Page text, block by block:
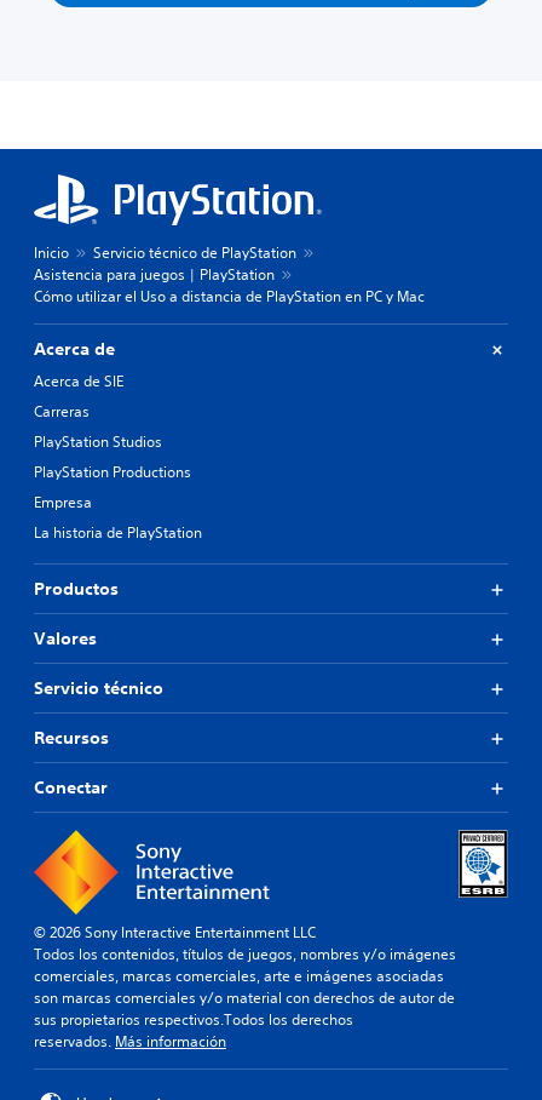
Inicio
Servicio técnico de PlayStation
Asistencia para juegos | PlayStation
Cómo utilizar el Uso a distancia de PlayStation en PC y Mac
Acerca de
Acerca de SIE
Carreras
PlayStation Studios
PlayStation Productions
Empresa
La historia de PlayStation
Productos
Valores
Servicio técnico
Recursos
Conectar
© 2026 Sony Interactive Entertainment LLC
Todos los contenidos, títulos de juegos, nombres y/o imágenes
comerciales, marcas comerciales, arte e imágenes asociadas
son marcas comerciales y/o material con derechos de autor de
sus propietarios respectivos.Todos los derechos
reservados. Más información